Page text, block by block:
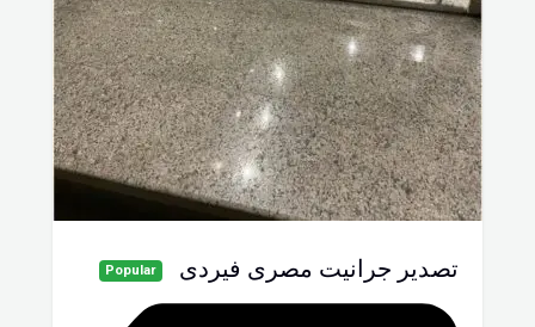
تصدير جرانيت مصرى فيردى Popular